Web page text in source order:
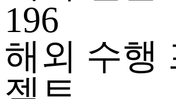
196
해외 수행